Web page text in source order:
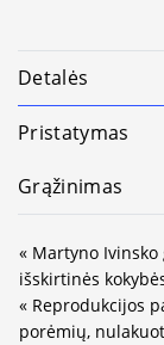
Detalės
Pristatymas
Grąžinimas
« Martyno
išskirtinės
« Reprodukcijos
porėmių,